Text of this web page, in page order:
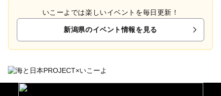
いこーよでは楽しいイベントを毎日更新！
新潟県のイベント情報を見る